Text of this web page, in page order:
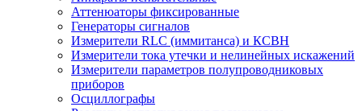
Аттенюаторы фиксированные
Генераторы сигналов
Измерители RLC (иммитанса) и КСВН
Измерители тока утечки и нелинейных искажений
Измерители параметров полупроводниковых
приборов
Осциллографы